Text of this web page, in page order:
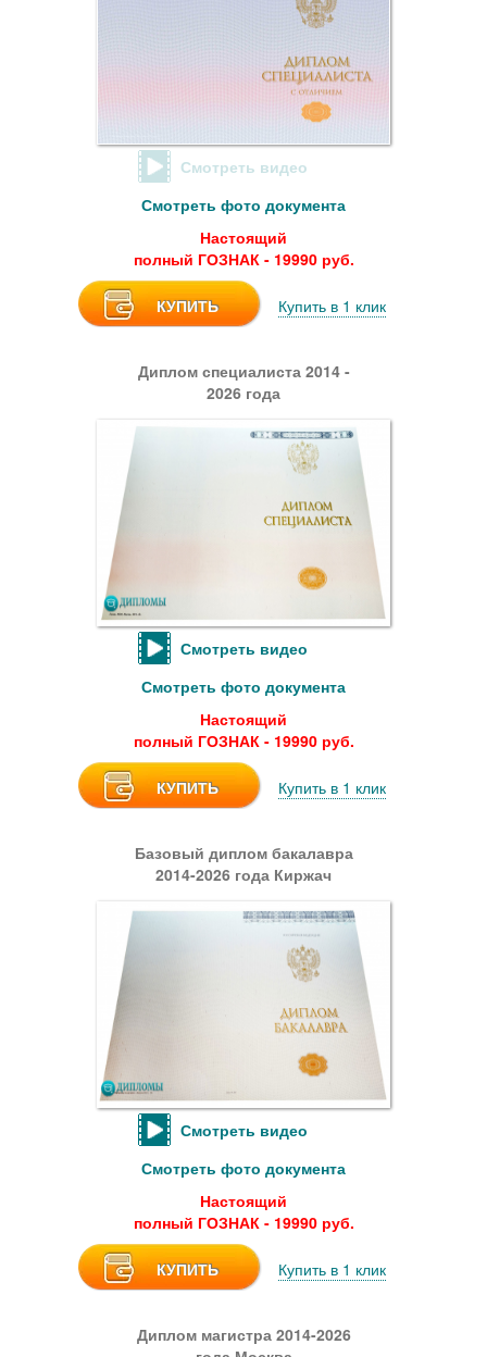
Смотреть видео
Смотреть фото документа
Настоящий
полный ГОЗНАК - 19990 руб.
КУПИТЬ Купить в 1 клик
Диплом специалиста 2014 -
2026 года
Смотреть видео
Смотреть фото документа
Настоящий
полный ГОЗНАК - 19990 руб.
КУПИТЬ Купить в 1 клик
Базовый диплом бакалавра
2014-2026 года Киржач
Смотреть видео
Смотреть фото документа
Настоящий
полный ГОЗНАК - 19990 руб.
КУПИТЬ Купить в 1 клик
Диплом магистра 2014-2026